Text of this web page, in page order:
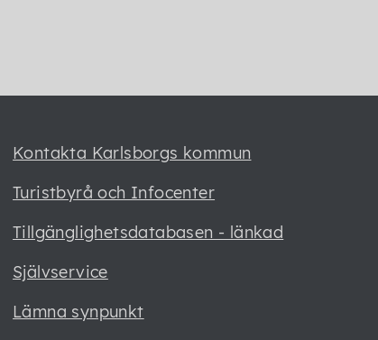
Kontakta Karlsborgs kommun
Turistbyrå och Infocenter
Tillgänglighetsdatabasen - länkad
Självservice
Lämna synpunkt